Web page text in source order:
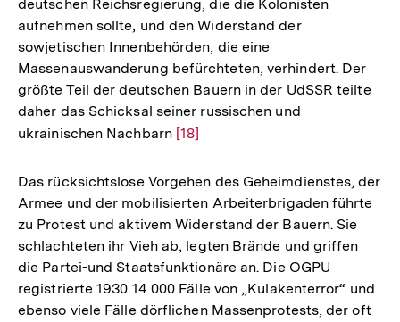
deutschen Reichsregierung, die die Kolonisten
aufnehmen sollte, und den Widerstand der
sowjetischen Innenbehörden, die eine
Massenauswanderung befürchteten, verhindert. Der
größte Teil der deutschen Bauern in der UdSSR teilte
daher das Schicksal seiner russischen und
ukrainischen Nachbarn Zur
der
Fußnote
[18]
Das rücksichtslose Vorgehen des Geheimdienstes, der
Armee und der mobilisierten Arbeiterbrigaden führte
zu Protest und aktivem Widerstand der Bauern. Sie
schlachteten ihr Vieh ab, legten Brände und griffen
die Partei-und Staatsfunktionäre an. Die OGPU
registrierte 1930 14 000 Fälle von „Kulakenterror“ und
ebenso viele Fälle dörflichen Massenprotests, der oft